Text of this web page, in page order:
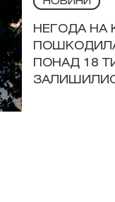
НЕГОДА НА
ПОНАД 18